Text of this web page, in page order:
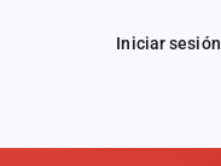
Iniciar sesión